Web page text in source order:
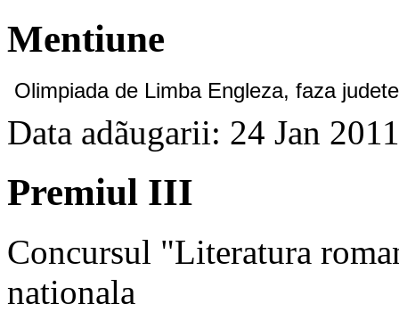
Mentiune
Olimpiada de Limba Engleza, faza
Data adãugarii: 24 Jan 2011
Premiul III
Concursul "Literatura
nationala